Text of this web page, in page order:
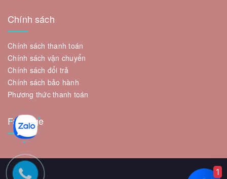
Chính sách
Chính sách thanh toán
Chính sách vận chuyển
Chính sách đổi trả
Chính sách bảo hành
Phương thức thanh toán
Fanpage
1